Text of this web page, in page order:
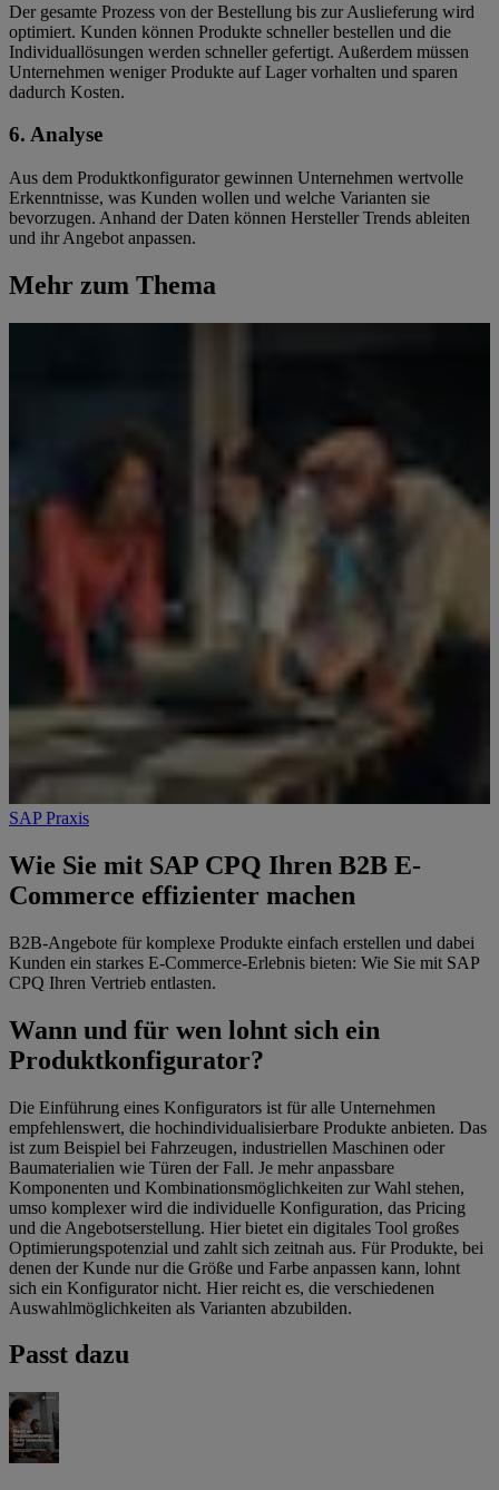
Der gesamte Prozess von der Bestellung bis zur Auslieferung wird
optimiert. Kunden können Produkte schneller bestellen und die
Individuallösungen werden schneller gefertigt. Außerdem müssen
Unternehmen weniger Produkte auf Lager vorhalten und sparen
dadurch Kosten.
6. Analyse
Aus dem Produktkonfigurator gewinnen Unternehmen wertvolle
Erkenntnisse, was Kunden wollen und welche Varianten sie
bevorzugen. Anhand der Daten können Hersteller Trends ableiten
und ihr Angebot anpassen.
Mehr zum Thema
SAP Praxis
Wie Sie mit SAP CPQ Ihren B2B E-
Commerce effizienter machen
B2B-Angebote für komplexe Produkte einfach erstellen und dabei
Kunden ein starkes E-Commerce-Erlebnis bieten: Wie Sie mit SAP
CPQ Ihren Vertrieb entlasten.
Wann und für wen lohnt sich ein
Produktkonfigurator?
Die Einführung eines Konfigurators ist für alle Unternehmen
empfehlenswert, die hochindividualisierbare Produkte anbieten. Das
ist zum Beispiel bei Fahrzeugen, industriellen Maschinen oder
Baumaterialien wie Türen der Fall. Je mehr anpassbare
Komponenten und Kombinationsmöglichkeiten zur Wahl stehen,
umso komplexer wird die individuelle Konfiguration, das Pricing
und die Angebotserstellung. Hier bietet ein digitales Tool großes
Optimierungspotenzial und zahlt sich zeitnah aus. Für Produkte, bei
denen der Kunde nur die Größe und Farbe anpassen kann, lohnt
sich ein Konfigurator nicht. Hier reicht es, die verschiedenen
Auswahlmöglichkeiten als Varianten abzubilden.
Passt dazu